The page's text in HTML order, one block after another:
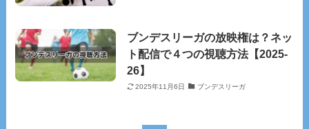
ブンデスリーガの放映権は？ネッ
ト配信で４つの視聴方法【2025‐
26】
2025年11月6日 ブンデスリーガ